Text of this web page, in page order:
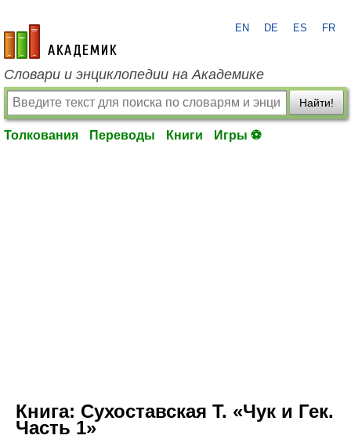
academic.ru
EN DE ES FR
Словари и энциклопедии на Академике
Найти!
Толкования Переводы Книги Игры ⚽
Книга: Сухоставская Т. «Чук и Гек.
Часть 1»